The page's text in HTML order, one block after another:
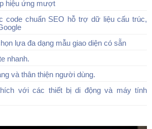
hiệu ứng mượt
code chuẩn SEO hỗ trợ dữ liệu cấu trúc,
lựa đa dạng mẫu giao diện có sẵn
nhanh.
và thân thiện người dùng.
với các thiết bị di động và máy tính